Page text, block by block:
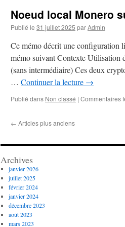
Noeud local Monero
Publié le 31 juillet 2025 parAdmin
Ce mémo décrit une configuration
mémo suivant Contexte Utilisation
(sans intermédiaire) Ces deux
… Continuer la lecture →
Publié dans Non classé | Commentaires
← Articles plus anciens
Archives
janvier 2026
juillet 2025
février 2024
janvier 2024
décembre 2023
août 2023
mars 2023